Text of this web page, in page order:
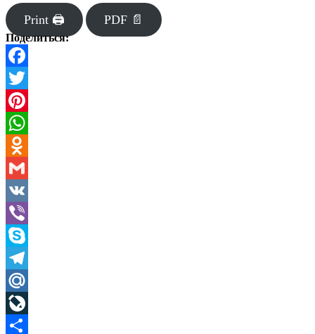
Print 🖨 PDF 📄
Поделиться:
Facebook
Twitter
Pinterest
WhatsApp
Odnoklassniki
Gmail
VK
Viber
Skype
Telegram
Mail.Ru
LiveJournal